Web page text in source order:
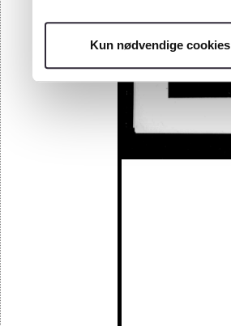
Kun nødvendige cookies